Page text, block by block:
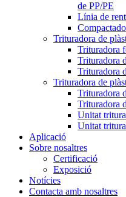
de PP/PE
Línia de
Trituradora de
Trituradora
Trituradora
Trituradora
Trituradora de
Trituradora
Trituradora
Unitat
Unitat
Aplicació
Sobre nosaltres
Certificació
Exposició
Notícies
Contacta amb nosaltres